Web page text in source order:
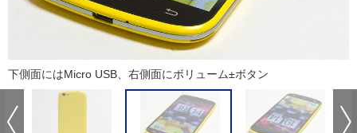
下側面にはMicro USB、右側面にボリューム±ボタン